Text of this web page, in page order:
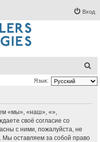
Вход
о
Язык:
«мы», «наш», «»,
своё согласие со
с ними, пожалуйста, не
Мы оставляем за собой право